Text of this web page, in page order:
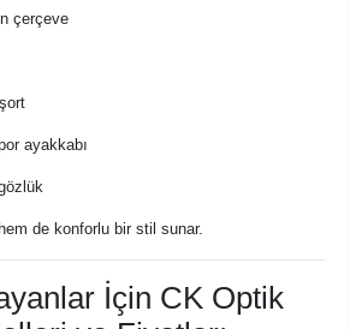
çerçeve
ayakkabı
de konforlu bir stil sunar.
İçin CK Optik